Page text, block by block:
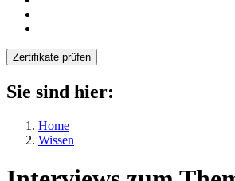
Zertifikate prüfen
Sie sind hier:
Home
Wissen